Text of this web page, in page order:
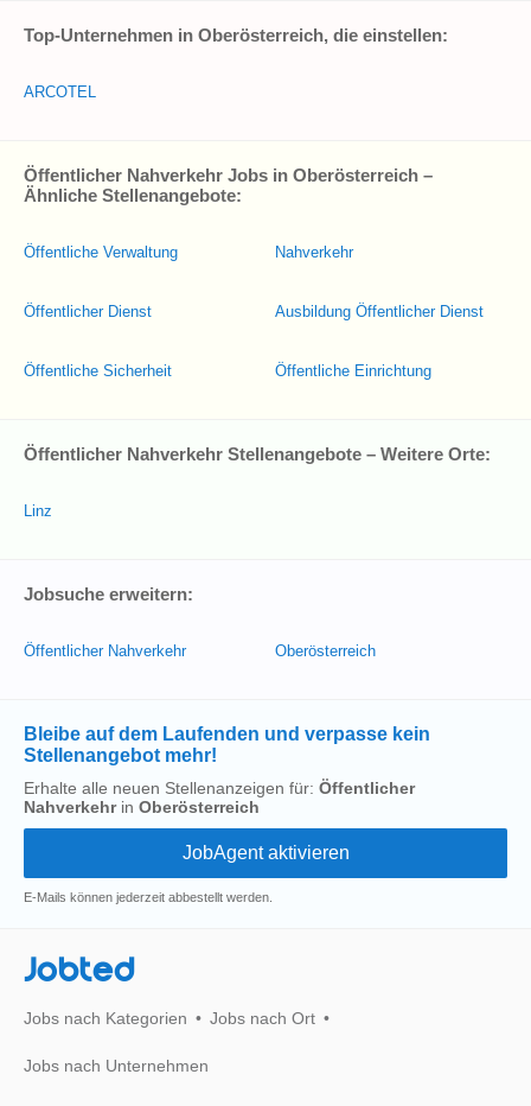
Top-Unternehmen in Oberösterreich, die einstellen:
ARCOTEL
Öffentlicher Nahverkehr Jobs in Oberösterreich –
Ähnliche Stellenangebote:
Öffentliche Verwaltung
Öffentlicher Dienst
Öffentliche Sicherheit
Nahverkehr
Ausbildung Öffentlicher Dienst
Öffentliche Einrichtung
Öffentlicher Nahverkehr Stellenangebote – Weitere Orte:
Linz
Jobsuche erweitern:
Öffentlicher Nahverkehr Oberösterreich
Bleibe auf dem Laufenden und verpasse kein
Stellenangebot mehr!
Erhalte alle neuen Stellenanzeigen für: Öffentlicher
Nahverkehrin Oberösterreich
E-Mails können jederzeit abbestellt werden.
Jobted
Jobs nach Kategorien Jobs nach Ort
Jobs nach Unternehmen